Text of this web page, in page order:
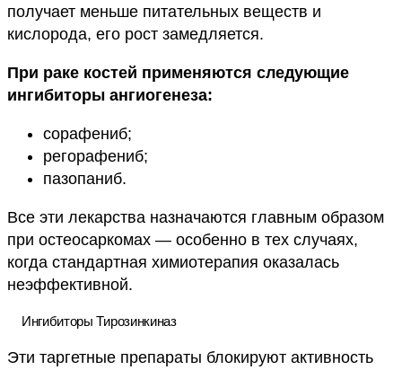
получает меньше питательных веществ и
кислорода, его рост замедляется.
При раке костей применяются следующие
ингибиторы ангиогенеза:
сорафениб;
регорафениб;
пазопаниб.
Все эти лекарства назначаются главным образом
при остеосаркомах — особенно в тех случаях,
когда стандартная химиотерапия оказалась
неэффективной.
Ингибиторы Тирозинкиназ
Эти таргетные препараты блокируют активность